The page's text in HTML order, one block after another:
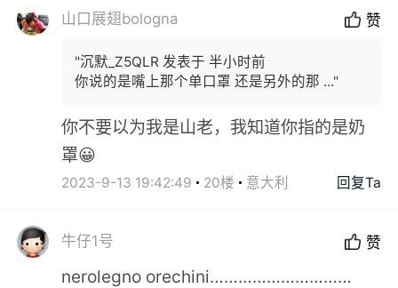
山口展翅bologna 赞
"沉默_Z5QLR 发表于 半小时前
你说的是嘴上那个单口罩 还是另外的那 ..."
你不要以为我是山老，我知道你指的是奶
罩😀
2023-9-13 19:42:49 20楼 意大利 回复Ta
牛仔1号 赞
nerolegno orechini…………………………